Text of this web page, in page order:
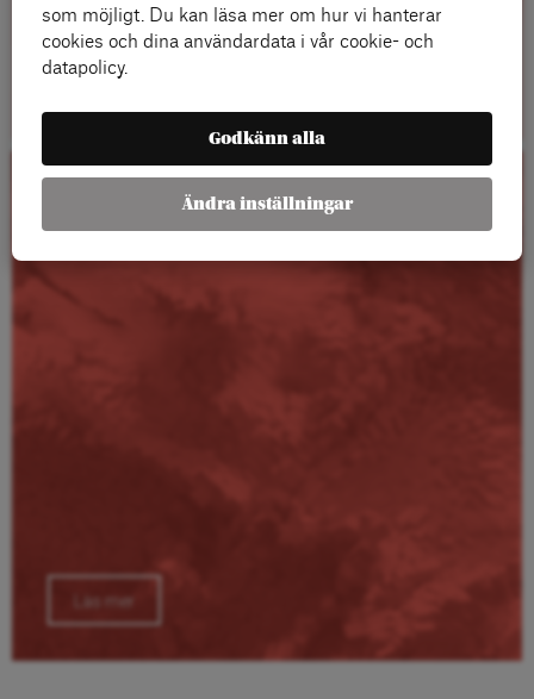
Läs mer
Kalender
Läs mer
som möjligt. Du kan läsa mer om hur vi hanterar
cookies och dina användardata i vår cookie- och
datapolicy.
Godkänn alla
Ändra inställningar